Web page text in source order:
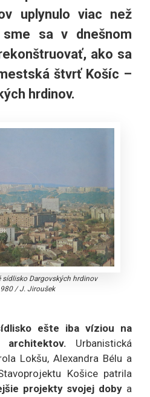
uplynulo viac než
sa v dnešnom
ako sa
štvrť Košíc –
hrdinov.
sídlisko Dargovských hrdinov
/J. Jiroušek
ešte iba víziou na
architektov. Urbanistická
Lokšu, Alexandra Bélu a
Košice patrila
projekty svojej doby a